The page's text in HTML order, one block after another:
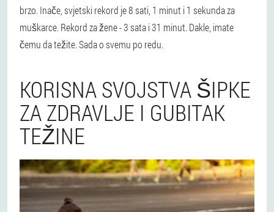
brzo. Inače, svjetski rekord je 8 sati, 1 minut i 1 sekunda za
muškarce. Rekord za žene - 3 sata i 31 minut. Dakle, imate
čemu da težite. Sada o svemu po redu.
KORISNA SVOJSTVA ŠIPKE
ZA ZDRAVLJE I GUBITAK
TEŽINE